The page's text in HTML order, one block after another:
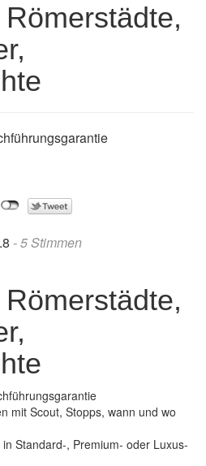
-5Stimmen
mit Scout, Stopps, wann und wo
Standard-, Premium- oder Luxus-